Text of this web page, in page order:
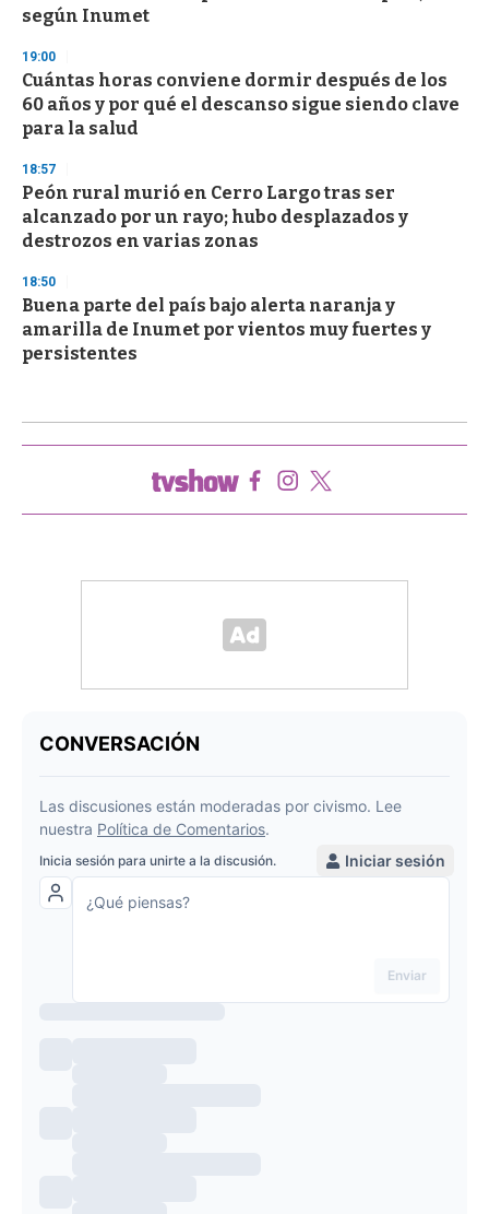
según Inumet
19:00
Cuántas horas conviene dormir después de los
60 años y por qué el descanso sigue siendo clave
para la salud
18:57
Peón rural murió en Cerro Largo tras ser
alcanzado por un rayo; hubo desplazados y
destrozos en varias zonas
18:50
Buena parte del país bajo alerta naranja y
amarilla de Inumet por vientos muy fuertes y
persistentes